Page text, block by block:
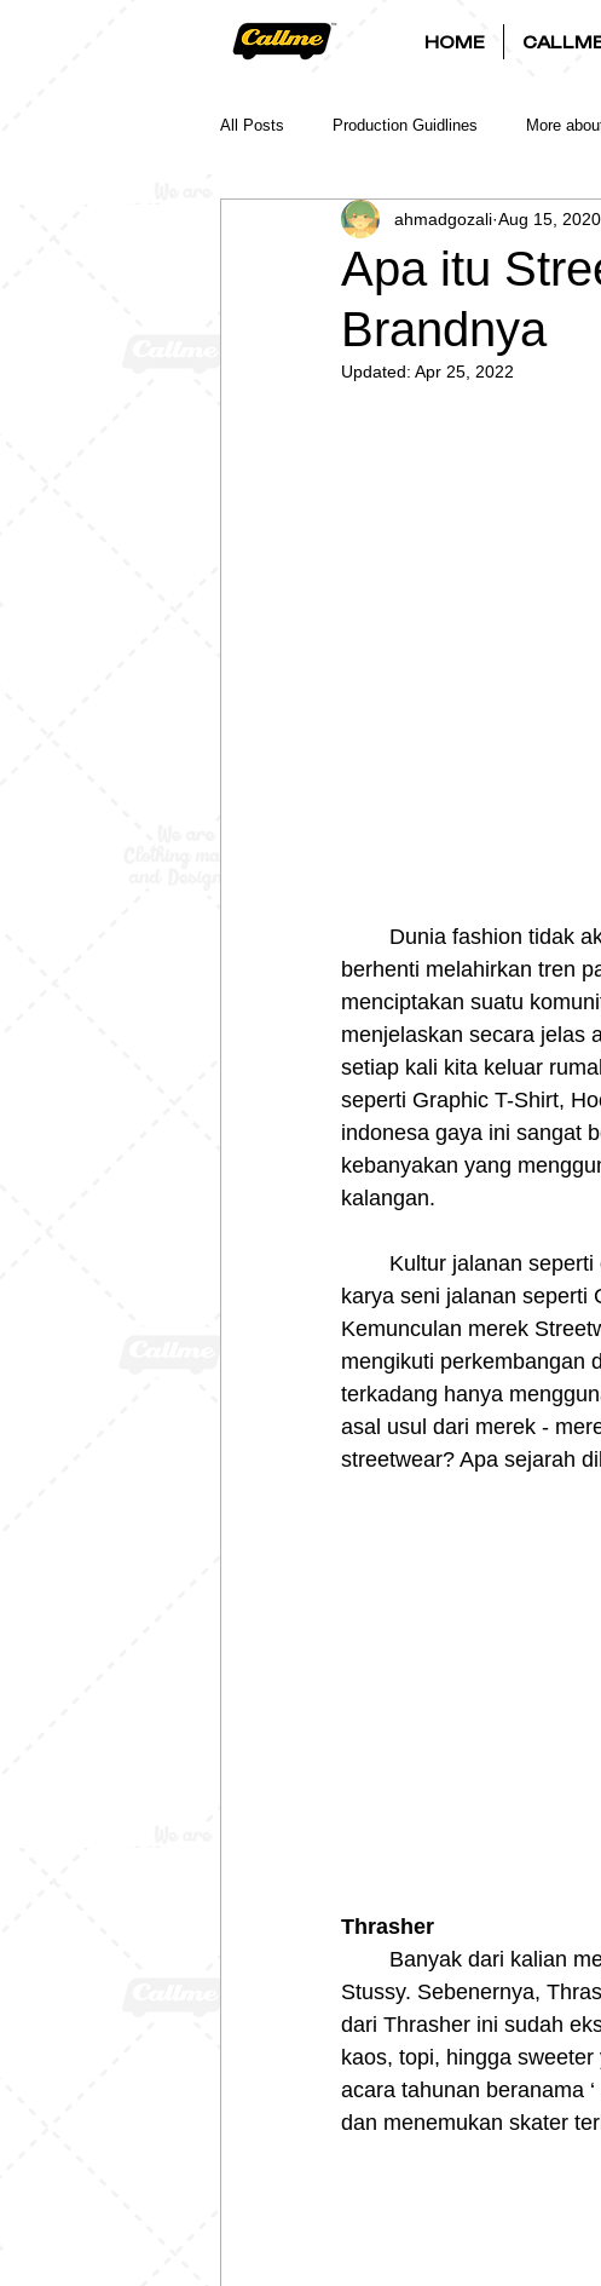
HOME
All Posts Production Guidlines More
Apa itu
Brandnya
ahmadgozali Aug 15, 2020
Updated: Apr 25, 2022
berhenti melahirkan tren
menciptakan suatu
menjelaskan secara jelas
setiap kali kita keluar
seperti Graphic T-Shirt,
indonesa gaya ini sangat
kebanyakan yang
kalangan.
karya seni jalanan seperti
Kemunculan merek
mengikuti perkembangan
terkadang hanya
asal usul dari merek -
streetwear? Apa sejarah
Thrasher
Stussy. Sebenernya,
dari Thrasher ini sudah
kaos, topi, hingga
acara tahunan beranama
dan menemukan skater